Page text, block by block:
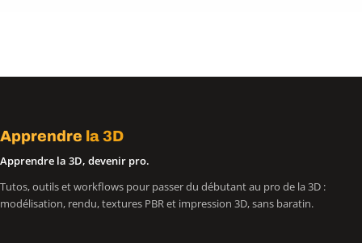
Apprendre la 3D
Apprendre la 3D, devenir pro.
Tutos, outils et workflows pour passer du débutant au pro de la 3D :
modélisation, rendu, textures PBR et impression 3D, sans baratin.